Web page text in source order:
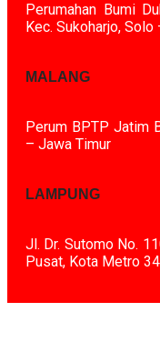
Perumahan Bumi
Kec. Sukoharjo, Solo
MALANG
Perum BPTP Jatim
– Jawa Timur
LAMPUNG
Jl. Dr. Sutomo No.
Pusat, Kota Metro